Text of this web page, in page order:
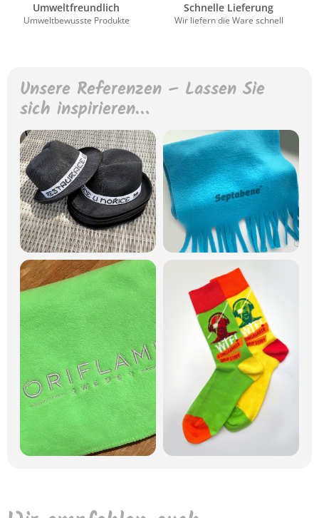
Umweltfreundlich
Umweltbewusste Produkte
Schnelle Lieferung
Wir liefern die Ware schnell
Unsere Referenzen – Lassen Sie
sich inspirieren…